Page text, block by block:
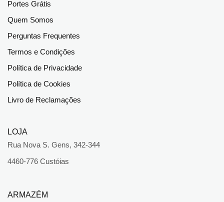
Portes Grátis
Quem Somos
Perguntas Frequentes
Termos e Condições
Política de Privacidade
Política de Cookies
Livro de Reclamações
LOJA
Rua Nova S. Gens, 342-344
4460-776 Custóias
ARMAZÉM